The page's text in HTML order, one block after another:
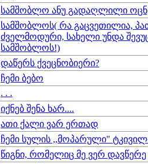
სამშობლო ანუ გადაღლილი
სამშობლოს( რა გაცვეთილია,
ძველმოდური, სახელი უნდა
სამშობლოს!)
დაწერს ქვეცნობიერი?
ჩემი ბებო
. . .
იქნებ შენა ხარ....
ათი ქალი ვარ ერთად
ჩემი სულის ,,მოპარული"
წიგნი, რომელიც მე ვერ დავწერე